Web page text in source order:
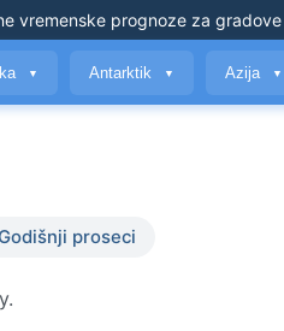
vremenske prognoze za
▼ Antarktik ▼ Azija ▼
proseci